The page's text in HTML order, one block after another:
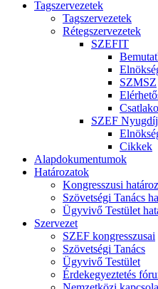
Tagszervezetek
Tagszervezetek
Rétegszervezetek
SZEFIT
SZMSZ
SZEF
Cikkek
Alapdokumentumok
Határozatok
Kongresszusi
Szövetségi Tanács
Ügyvivő Testület
Szervezet
SZEF kongresszusai
Szövetségi Tanács
Ügyvivő Testület
Érdekegyeztetés